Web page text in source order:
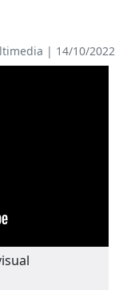
| 14/10/2022